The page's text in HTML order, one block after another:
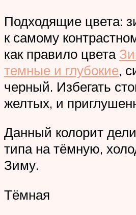
Подходящие цвета:
к самому
как правило цвета
темные и глубокие,
черный. Избегать
желтых, и
Данный колорит
типа на тёмную,
Зиму.
Тёмная